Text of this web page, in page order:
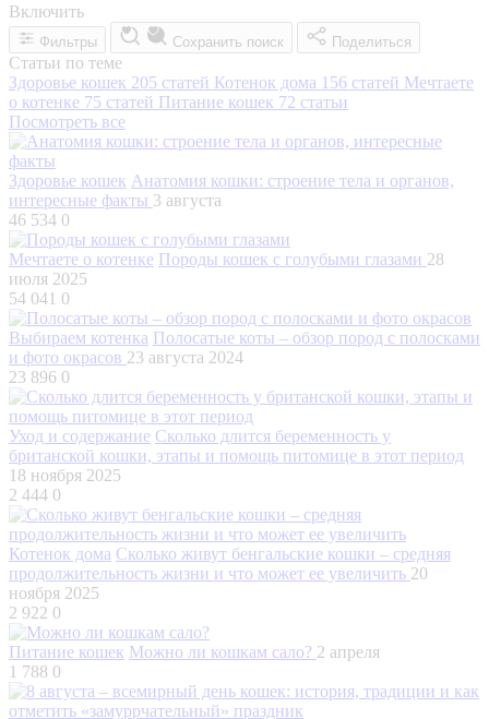
Включить
Фильтры Сохранить поиск Поделиться
Статьи по теме
Здоровье кошек 205 статей Котенок дома 156 статей Мечтаете
о котенке 75 статей Питание кошек 72 статьи
Посмотреть все
Здоровье кошек Анатомия кошки: строение тела и органов,
интересные факты 3 августа
46 534 0
Мечтаете о котенке Породы кошек с голубыми глазами 28
июля 2025
54 041 0
Выбираем котенка Полосатые коты – обзор пород с полосками
и фото окрасов 23 августа 2024
23 896 0
Уход и содержание Сколько длится беременность у
британской кошки, этапы и помощь питомице в этот период
18 ноября 2025
2 444 0
Котенок дома Сколько живут бенгальские кошки – средняя
продолжительность жизни и что может ее увеличить 20
ноября 2025
2 922 0
Питание кошек Можно ли кошкам сало? 2 апреля
1 788 0